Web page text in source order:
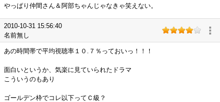
やっぱり仲間さん＆阿部ちゃんじゃなきゃ笑えない。
2010-10-31 15:56:40
名前無し
あの時間帯で平均視聴率１０.７％っておいっ！！！
面白いというか、気楽に見ていられたドラマ
こういうのもあり
ゴールデン枠でコレ以下ってＣ級？